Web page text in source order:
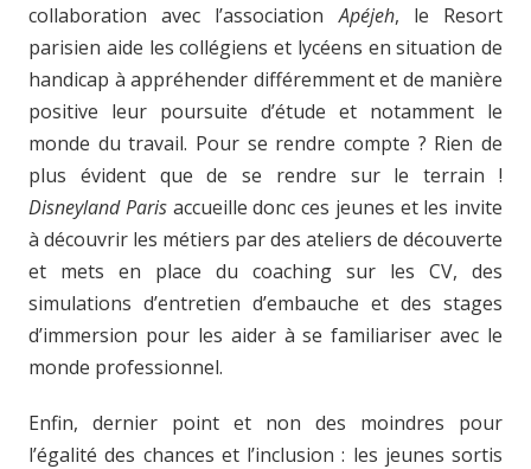
collaboration avec l’associationApéjeh, le Resort
parisien aide les collégiens et lycéens en situation de
handicap à appréhender différemment et de manière
positive leur poursuite d’étude et notamment le
monde du travail. Pour se rendre compte ? Rien de
plus évident que de se rendre sur le terrain !
Disneyland Parisaccueille donc ces jeunes et les invite
à découvrir les métiers par des ateliers de découverte
et mets en place du coaching sur les CV, des
simulations d’entretien d’embauche et des stages
d’immersion pour les aider à se familiariser avec le
monde professionnel.
Enfin, dernier point et non des moindres pour
l’égalité des chances et l’inclusion : les jeunes sortis